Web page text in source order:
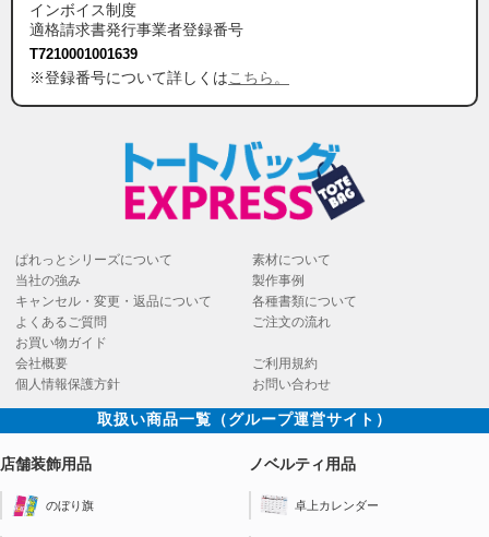
インボイス制度
適格請求書発行事業者登録番号
T7210001001639
※登録番号について詳しくはこちら。
ぱれっとシリーズについて
素材について
当社の強み
製作事例
キャンセル・変更・返品について
各種書類について
よくあるご質問
ご注文の流れ
お買い物ガイド
会社概要
ご利用規約
個人情報保護方針
お問い合わせ
取扱い商品一覧（グループ運営サイト）
店舗装飾用品
のぼり旗
ノベルティ用品
卓上カレンダー